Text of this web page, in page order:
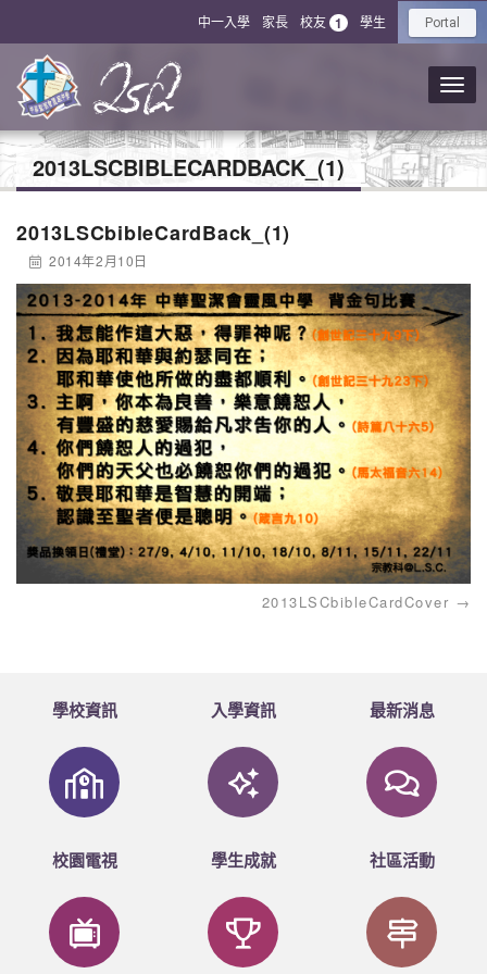
中一入學 家長 校友 1 學生 Portal
2013LSCBIBLECARDBACK_(1)
2013LSCbibleCardBack_(1)
2014年2月10日
2013LSCbibleCardCover
學校資訊 入學資訊 最新消息
校園電視 學生成就 社區活動